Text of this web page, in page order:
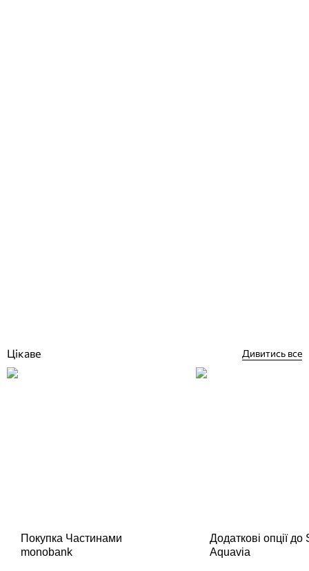
Цікаве Дивитись все
Покупка Частинами
monobank
Додаткові опції
Aquavia